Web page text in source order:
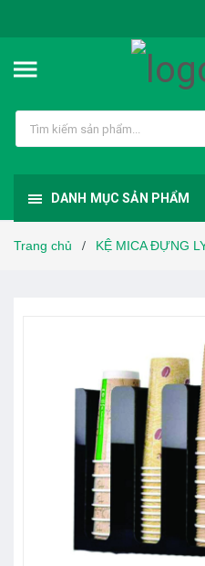
DANH MỤC SẢN PHẨM
Trang chủ / KỆ MICA ĐỰNG